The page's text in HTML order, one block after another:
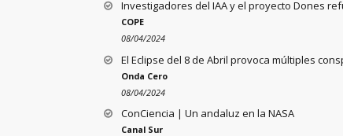
Investigadores del IAA y el proyecto Dones
COPE
08/04/2024
El Eclipse del 8 de Abril provoca múltiples
Onda Cero
08/04/2024
ConCiencia | Un andaluz en la NASA
Canal Sur